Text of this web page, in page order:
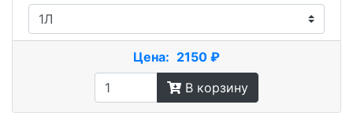
Цена: 2150 ₽
В корзину